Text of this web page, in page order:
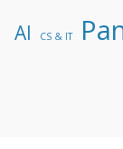
AI CS & IT